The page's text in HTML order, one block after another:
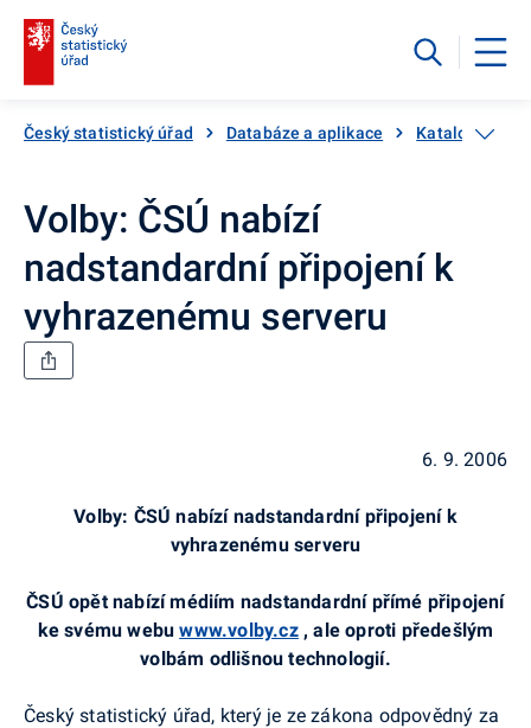
Český statistický úřad Databáze a aplikace Katalog
Volby: ČSÚ nabízí
nadstandardní připojení k
vyhrazenému serveru
6. 9. 2006
Volby: ČSÚ nabízí nadstandardní připojení k
vyhrazenému serveru
ČSÚ opět nabízí médiím nadstandardní přímé připojení
ke svému webuwww.volby.cz , ale oproti předešlým
volbám odlišnou technologií.
Český statistický úřad, který je ze zákona odpovědný za